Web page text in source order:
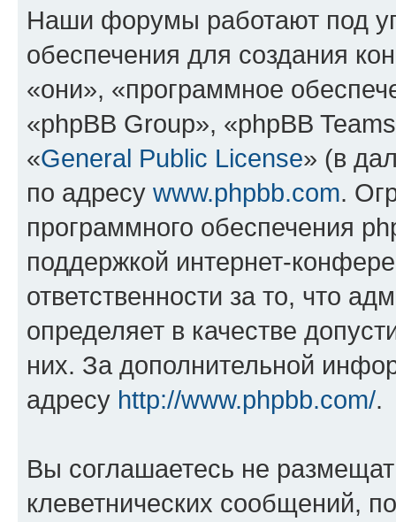
Наши форумы работают под
обеспечения для создания
«они», «программное
«phpBB Group», «phpBB
«General Public License» (в
по адресу www.phpbb.com.
программного обеспечения
поддержкой интернет-
ответственности за то, что
определяет в качестве
них. За дополнительной
адресу http://www.phpbb.com/.
Вы соглашаетесь не
клеветнических сообщений,